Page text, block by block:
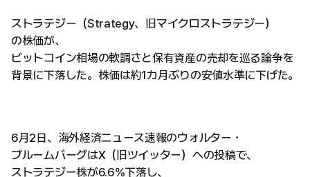
ストラテジー（Strategy、旧マイクロストラテジー）
の株価が、
ビットコイン相場の軟調さと保有資産の売却を巡る論争を
背景に下落した。株価は約1カ月ぶりの安値水準に下げた。
6月2日、海外経済ニュース速報のウォルター・
ブルームバーグはX（旧ツイッター）への投稿で、
ストラテジー株が6.6%下落し、